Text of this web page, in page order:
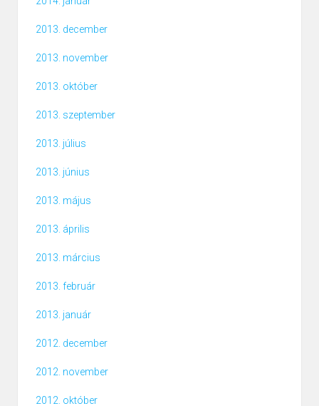
2013. december
2013. november
2013. október
2013. szeptember
2013. július
2013. június
2013. május
2013. április
2013. március
2013. február
2013. január
2012. december
2012. november
2012. október